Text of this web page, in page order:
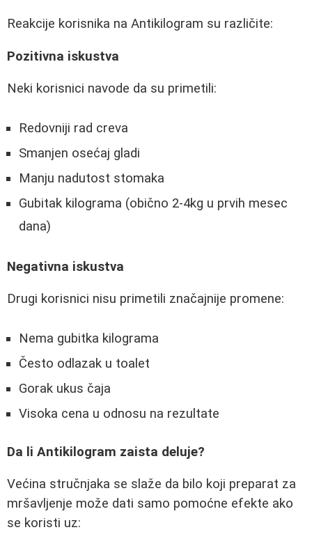
Reakcije korisnika na Antikilogram su različite:
Pozitivna iskustva
Neki korisnici navode da su primetili:
Redovniji rad creva
Smanjen osećaj gladi
Manju nadutost stomaka
Gubitak kilograma (obično 2-4kg u prvih mesec
dana)
Negativna iskustva
Drugi korisnici nisu primetili značajnije promene:
Nema gubitka kilograma
Često odlazak u toalet
Gorak ukus čaja
Visoka cena u odnosu na rezultate
Da li Antikilogram zaista deluje?
Većina stručnjaka se slaže da bilo koji preparat za
mršavljenje može dati samo pomoćne efekte ako
se koristi uz: